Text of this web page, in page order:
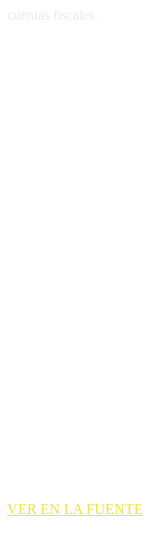
VER EN LA FUENTE